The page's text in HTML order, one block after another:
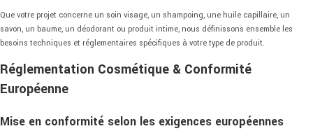
Que votre projet concerne un soin visage, un shampoing, une huile capillaire, un
savon, un baume, un déodorant ou produit intime, nous définissons ensemble les
besoins techniques et réglementaires spécifiques à votre type de produit.
Réglementation Cosmétique & Conformité
Européenne
Mise en conformité selon les exigences européennes